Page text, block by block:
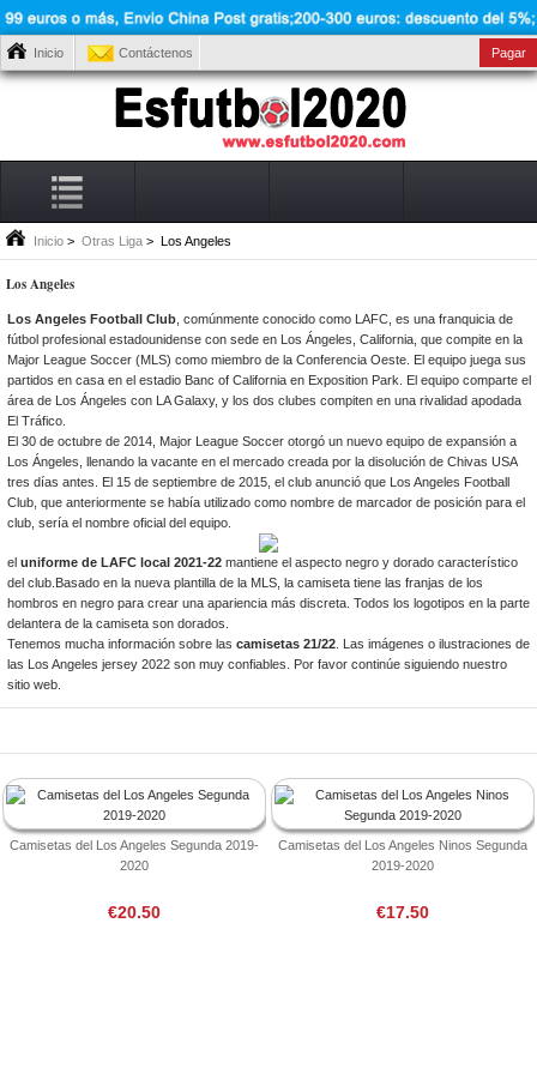
Inicio Contáctenos Pagar
Inicio > Otras Liga > Los Angeles
Los Angeles
Los Angeles Football Club, comúnmente conocido como LAFC, es una franquicia de
fútbol profesional estadounidense con sede en Los Ángeles, California, que compite en la
Major League Soccer (MLS) como miembro de la Conferencia Oeste. El equipo juega sus
partidos en casa en el estadio Banc of California en Exposition Park. El equipo comparte el
área de Los Ángeles con LA Galaxy, y los dos clubes compiten en una rivalidad apodada
El Tráfico.
El 30 de octubre de 2014, Major League Soccer otorgó un nuevo equipo de expansión a
Los Ángeles, llenando la vacante en el mercado creada por la disolución de Chivas USA
tres días antes. El 15 de septiembre de 2015, el club anunció que Los Angeles Football
Club, que anteriormente se había utilizado como nombre de marcador de posición para el
club, sería el nombre oficial del equipo.
el uniforme de LAFC local 2021-22mantiene el aspecto negro y dorado característico
del club.Basado en la nueva plantilla de la MLS, la camiseta tiene las franjas de los
hombros en negro para crear una apariencia más discreta. Todos los logotipos en la parte
delantera de la camiseta son dorados.
Tenemos mucha información sobre las camisetas 21/22. Las imágenes o ilustraciones de
las Los Angeles jersey 2022 son muy confiables. Por favor continúe siguiendo nuestro
sitio web.
Camisetas del Los Angeles Segunda 2019-
2020
€20.50
Camisetas del Los Angeles Ninos Segunda
2019-2020
€17.50